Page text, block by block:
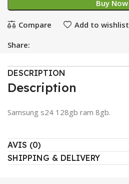
Buy Now
Compare Add to wishlist
Share:
DESCRIPTION
Description
Samsung s24 128gb ram 8gb.
AVIS (0)
SHIPPING & DELIVERY